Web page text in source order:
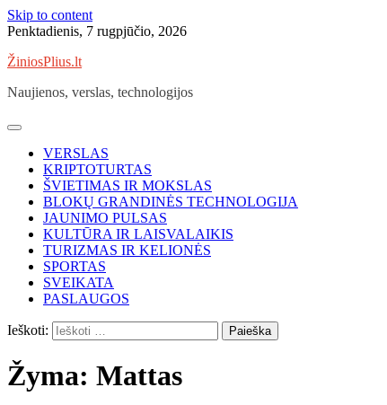
Skip to content
Penktadienis, 7 rugpjūčio, 2026
ŽiniosPlius.lt
Naujienos, verslas, technologijos
VERSLAS
KRIPTOTURTAS
ŠVIETIMAS IR MOKSLAS
BLOKŲ GRANDINĖS TECHNOLOGIJA
JAUNIMO PULSAS
KULTŪRA IR LAISVALAIKIS
TURIZMAS IR KELIONĖS
SPORTAS
SVEIKATA
PASLAUGOS
Ieškoti:
Žyma: Mattas